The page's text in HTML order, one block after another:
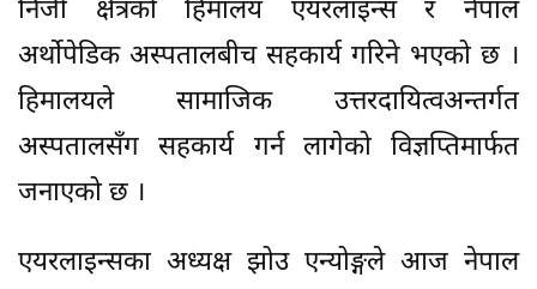
निजी क्षेत्रको हिमालय एयरलाइन्स र नेपाल
अर्थोपेडिक अस्पतालबीच सहकार्य गरिने भएको छ ।
हिमालयले सामाजिक उत्तरदायित्वअन्तर्गत
अस्पतालसँग सहकार्य गर्न लागेको विज्ञप्तिमार्फत
जनाएको छ ।
एयरलाइन्सका अध्यक्ष झोउ एन्योङ्गले आज नेपाल